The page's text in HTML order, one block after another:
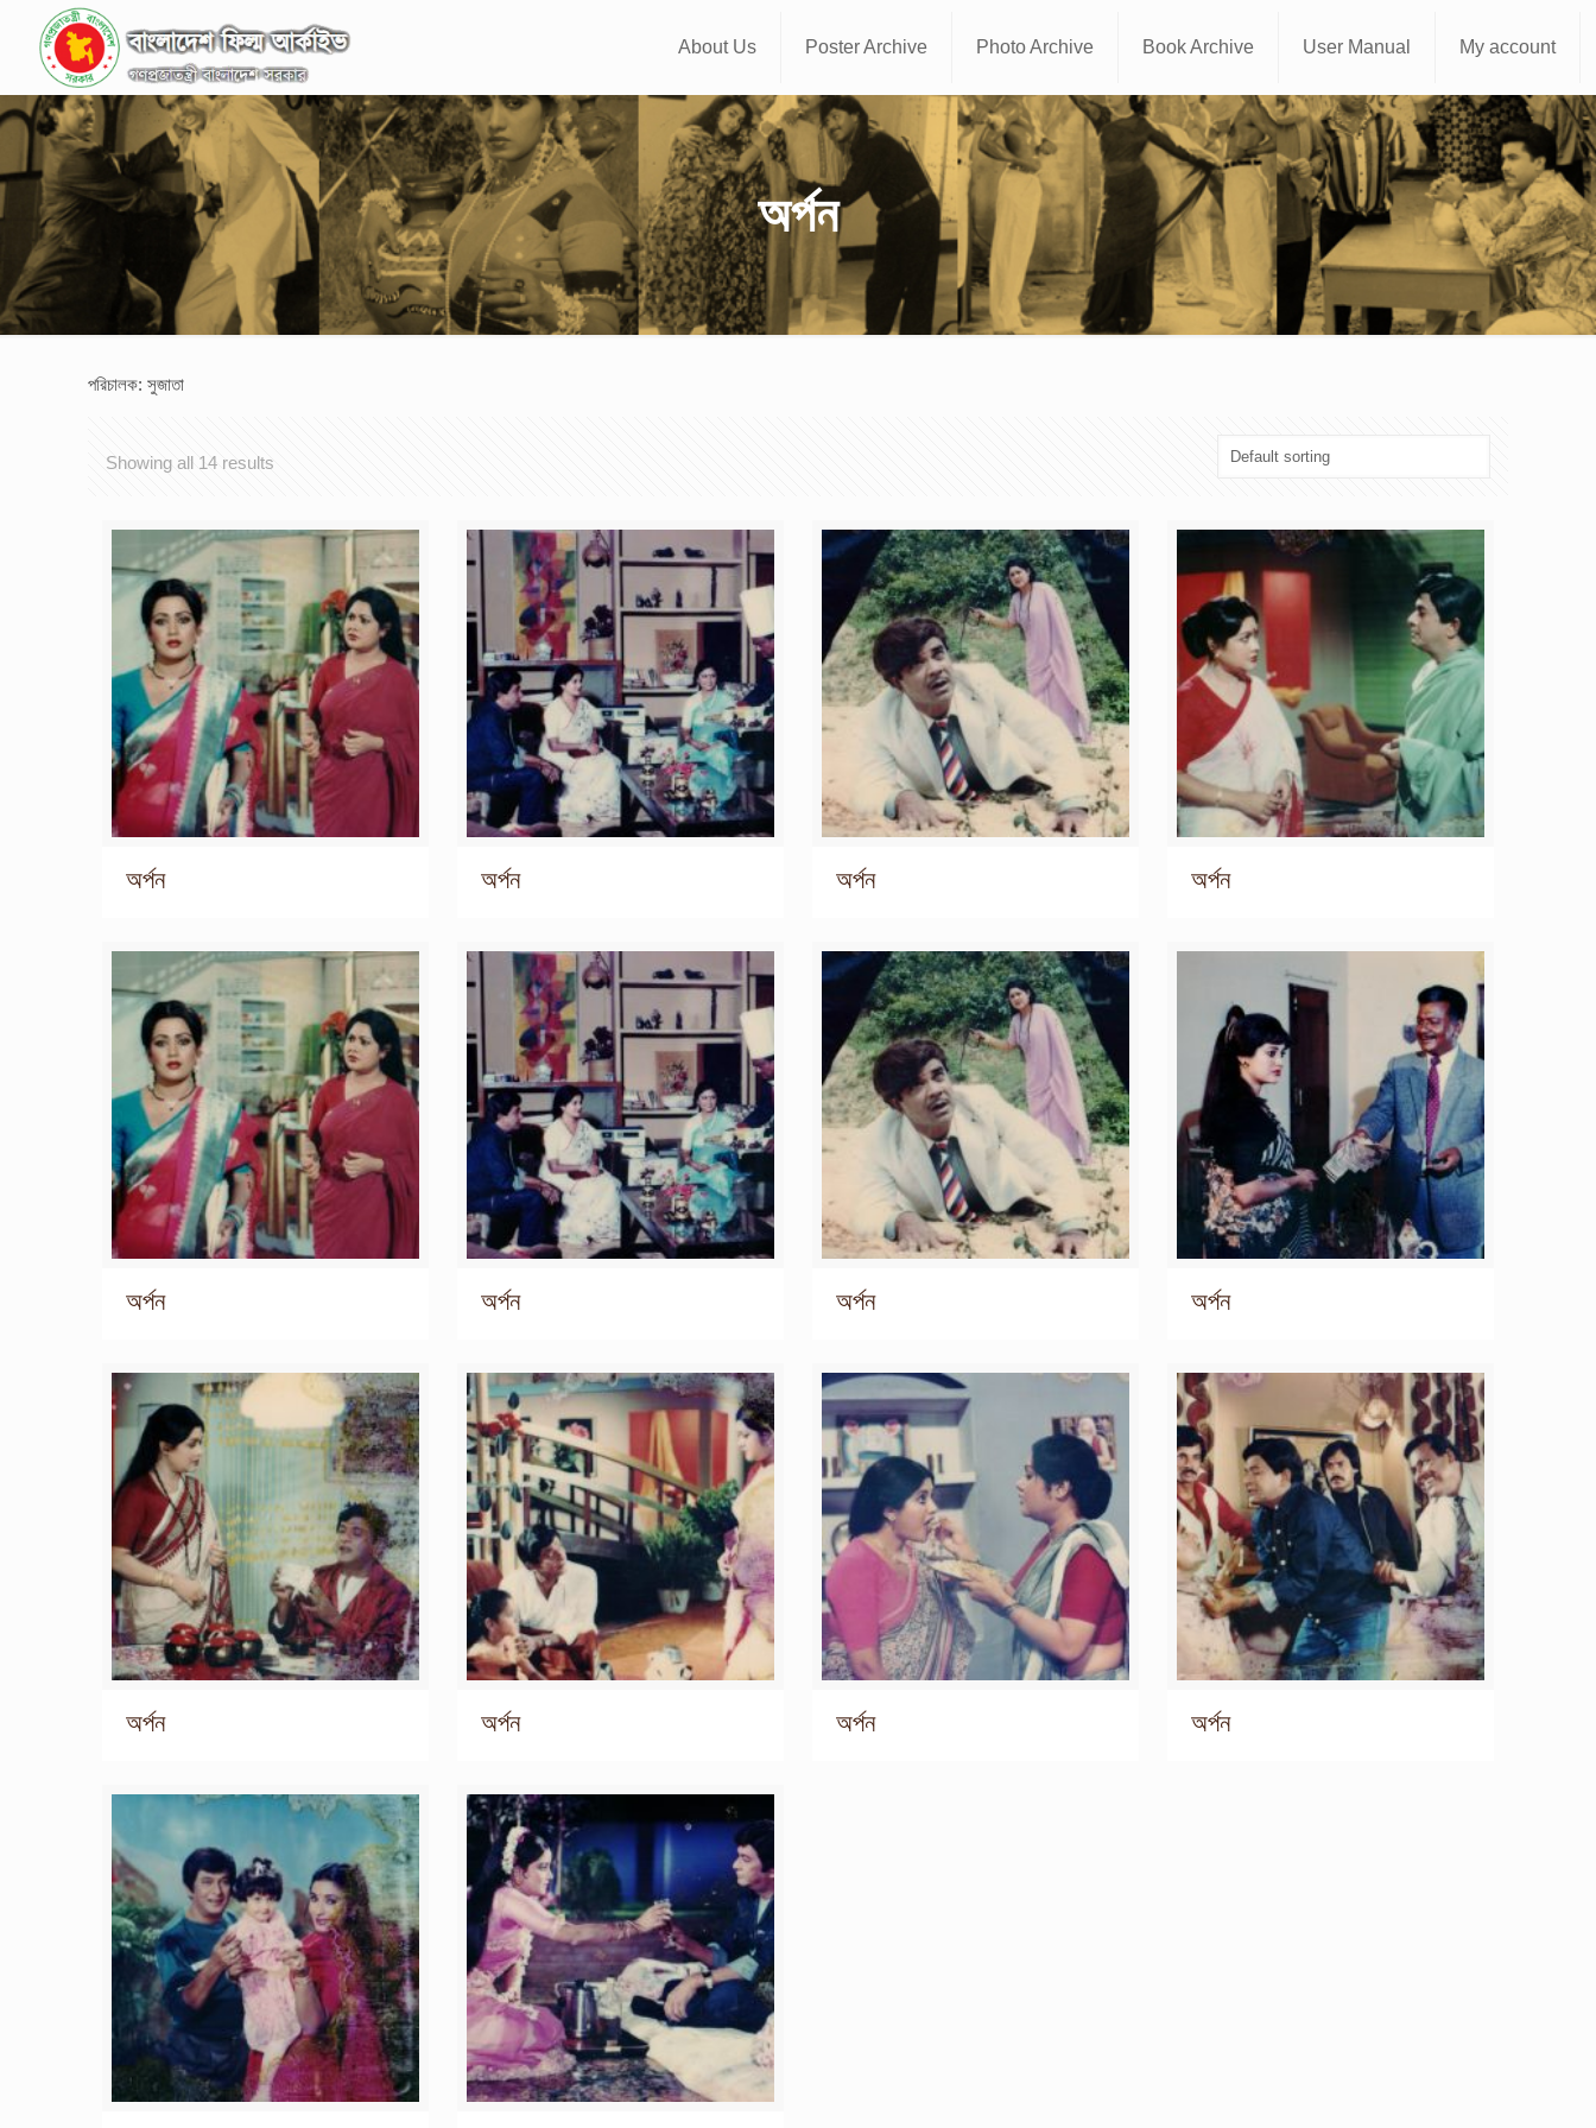
About Us Poster Archive Photo Archive Book Archive User Manual My account
অর্পন
পরিচালক: সুজাতা
Showing all 14 results
অর্পন অর্পন অর্পন অর্পন
অর্পন অর্পন অর্পন অর্পন
অর্পন অর্পন অর্পন অর্পন